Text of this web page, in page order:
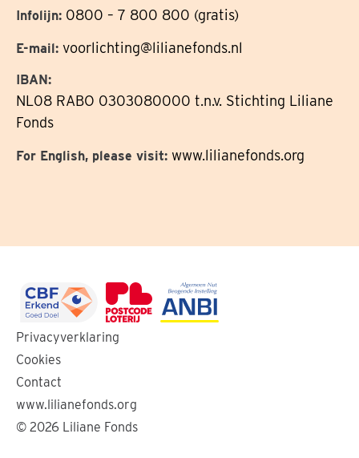
Infolijn: 0800 – 7 800 800 (gratis)
E-mail: voorlichting@lilianefonds.nl
IBAN:
NL08 RABO 0303080000 t.n.v. Stichting Liliane
Fonds
For English, please visit: www.lilianefonds.org
Ga
naar
de
website
van
Ga
website
van
Privacyverklaring
Cookies
Contact
www.lilianefonds.org
© 2026 Liliane Fonds